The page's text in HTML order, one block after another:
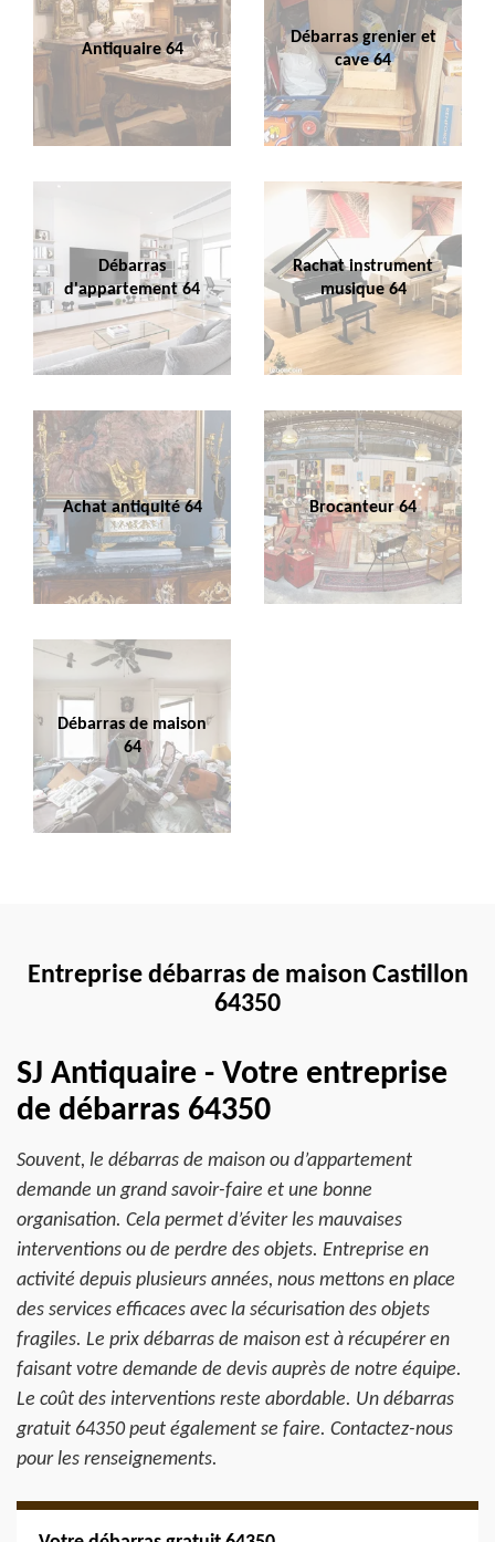
Antiquaire 64
Débarras grenier et
cave 64
Débarras
d'appartement 64
Rachat instrument
musique 64
Achat antiquité 64 Brocanteur 64
Débarras de maison
64
Entreprise débarras de maison Castillon
64350
SJ Antiquaire - Votre entreprise
de débarras 64350
Souvent, le débarras de maison ou d’appartement
demande un grand savoir-faire et une bonne
organisation. Cela permet d’éviter les mauvaises
interventions ou de perdre des objets. Entreprise en
activité depuis plusieurs années, nous mettons en place
des services efficaces avec la sécurisation des objets
fragiles. Le prix débarras de maison est à récupérer en
faisant votre demande de devis auprès de notre équipe.
Le coût des interventions reste abordable. Un débarras
gratuit 64350 peut également se faire. Contactez-nous
pour les renseignements.